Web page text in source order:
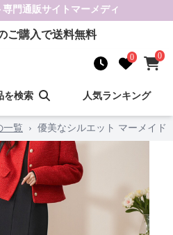
専門通販サイト マーメディ
ご購入で送料無料
0 0
を検索 人気ランキング
一覧 › 優美なシルエット マーメイド